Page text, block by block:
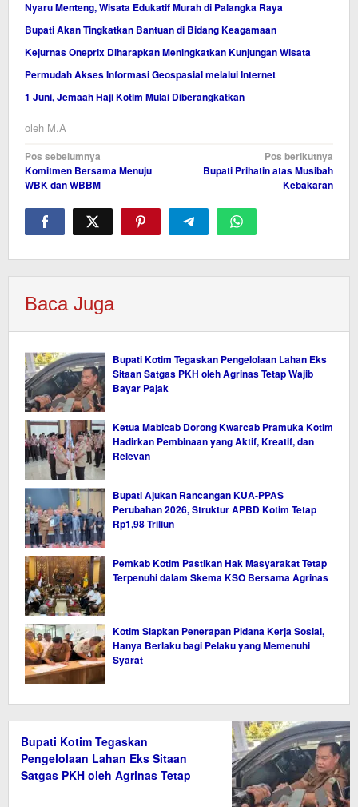
Nyaru Menteng, Wisata Edukatif Murah di Palangka Raya
Bupati Akan Tingkatkan Bantuan di Bidang Keagamaan
Kejurnas Oneprix Diharapkan Meningkatkan Kunjungan Wisata
Permudah Akses Informasi Geospasial melalui Internet
1 Juni, Jemaah Haji Kotim Mulai Diberangkatkan
oleh M.A
Navigasi
pos
Pos sebelumnya
Komitmen Bersama Menuju
WBK dan WBBM
Pos berikutnya
Bupati Prihatin atas Musibah
Kebakaran
Baca Juga
Bupati Kotim Tegaskan Pengelolaan Lahan Eks
Sitaan Satgas PKH oleh Agrinas Tetap Wajib
Bayar Pajak
Ketua Mabicab Dorong Kwarcab Pramuka Kotim
Hadirkan Pembinaan yang Aktif, Kreatif, dan
Relevan
Bupati Ajukan Rancangan KUA-PPAS
Perubahan 2026, Struktur APBD Kotim Tetap
Rp1,98 Triliun
Pemkab Kotim Pastikan Hak Masyarakat Tetap
Terpenuhi dalam Skema KSO Bersama Agrinas
Kotim Siapkan Penerapan Pidana Kerja Sosial,
Hanya Berlaku bagi Pelaku yang Memenuhi
Syarat
Bupati Kotim Tegaskan
Pengelolaan Lahan Eks Sitaan
Satgas PKH oleh Agrinas Tetap